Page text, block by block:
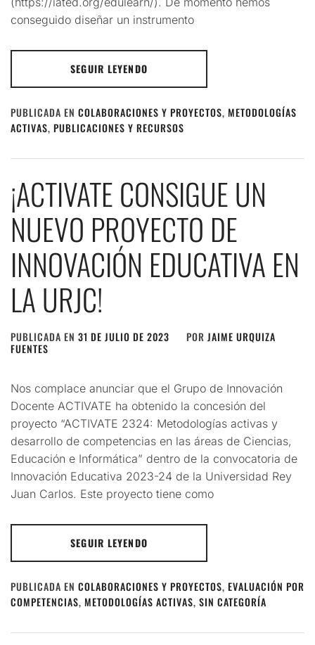
conseguido diseñar un instrumento
SEGUIR LEYENDO
PUBLICADA EN COLABORACIONES Y PROYECTOS, METODOLOGÍAS
ACTIVAS, PUBLICACIONES Y RECURSOS
¡ACTIVATE CONSIGUE UN
NUEVO PROYECTO DE
INNOVACIÓN EDUCATIVA EN
LA URJC!
PUBLICADA EN 31 DE JULIO DE 2023 POR JAIME URQUIZA
FUENTES
Nos complace anunciar que el Grupo de Innovación
Docente ACTIVATE ha obtenido la concesión del
proyecto “ACTIVATE 2324: Metodologías activas y
desarrollo de competencias en las áreas de Ciencias,
Educación e Informática” dentro de la convocatoria de
Innovación Educativa 2023-24 de la Universidad Rey
Juan Carlos. Este proyecto tiene como
SEGUIR LEYENDO
PUBLICADA EN COLABORACIONES Y PROYECTOS, EVALUACIÓN POR
COMPETENCIAS, METODOLOGÍAS ACTIVAS, SIN CATEGORÍA